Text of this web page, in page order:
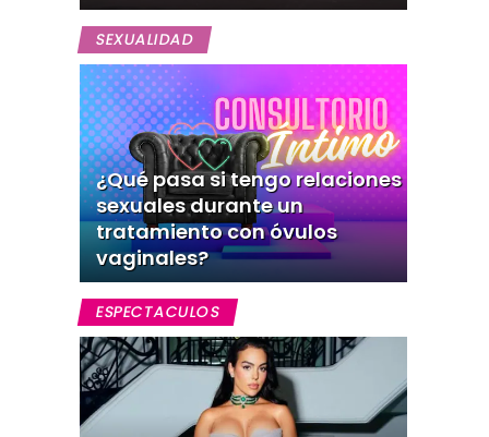
SEXUALIDAD
¿Qué pasa si tengo relaciones
sexuales durante un
tratamiento con óvulos
vaginales?
ESPECTACULOS